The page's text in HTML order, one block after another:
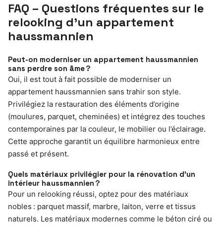
FAQ – Questions fréquentes sur le
relooking d’un appartement
haussmannien
Peut-on moderniser un appartement haussmannien
sans perdre son âme ?
Oui, il est tout à fait possible de moderniser un
appartement haussmannien sans trahir son style.
Privilégiez la restauration des éléments d’origine
(moulures, parquet, cheminées) et intégrez des touches
contemporaines par la couleur, le mobilier ou l’éclairage.
Cette approche garantit un équilibre harmonieux entre
passé et présent.
Quels matériaux privilégier pour la rénovation d’un
intérieur haussmannien ?
Pour un relooking réussi, optez pour des matériaux
nobles : parquet massif, marbre, laiton, verre et tissus
naturels. Les matériaux modernes comme le béton ciré ou